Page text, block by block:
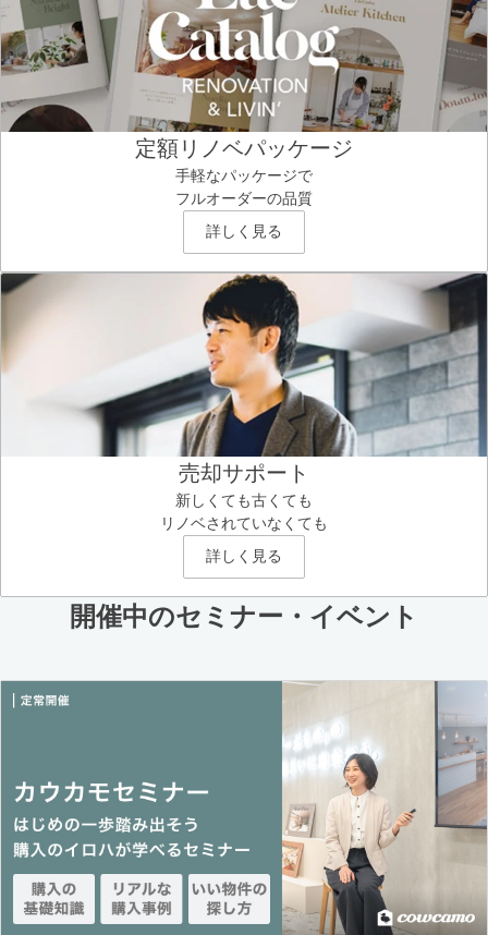
定額リノベパッケージ
手軽なパッケージで
フルオーダーの品質
詳しく見る
売却サポート
新しくても古くても
リノベされていなくても
詳しく見る
開催中のセミナー・イベント